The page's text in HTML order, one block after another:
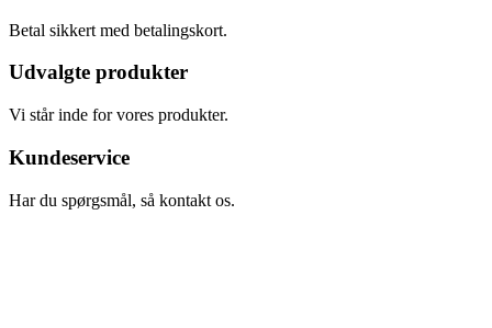
Betal sikkert med betalingskort.
Udvalgte produkter
Vi står inde for vores produkter.
Kundeservice
Har du spørgsmål, så kontakt os.